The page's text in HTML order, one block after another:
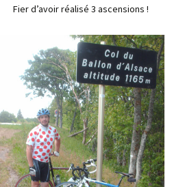
Fier d’avoir réalisé 3 ascensions !